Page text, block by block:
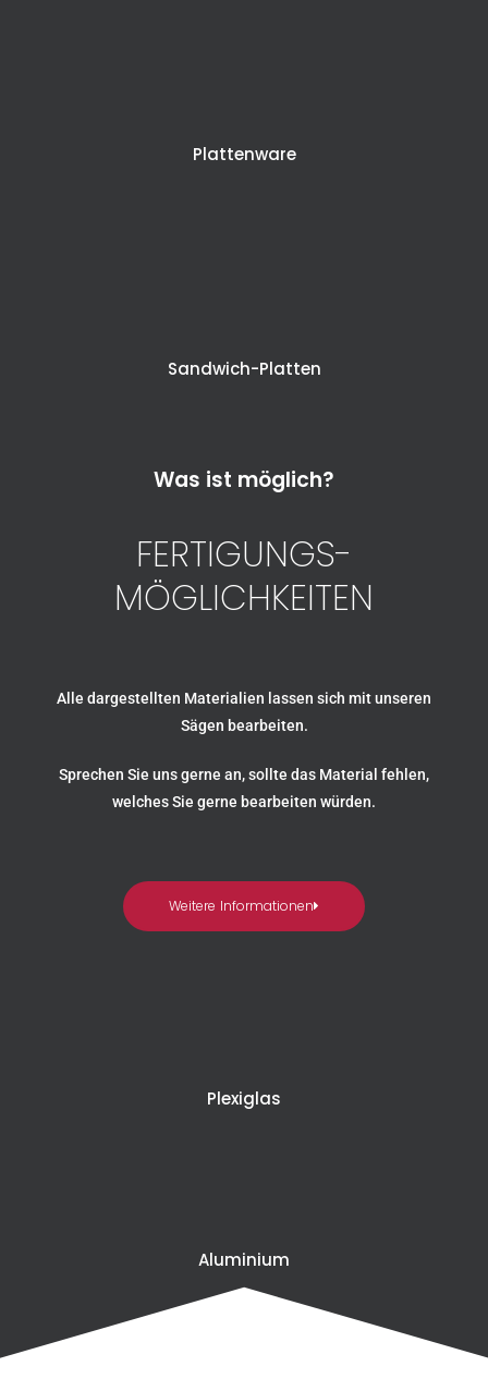
Plattenware
Sandwich-Platten
Was ist möglich?
FERTIGUNGS-
MÖGLICHKEITEN
Alle dargestellten Materialien lassen sich mit unseren
Sägen bearbeiten.
Sprechen Sie uns gerne an, sollte das Material fehlen,
welches Sie gerne bearbeiten würden.
Weitere Informationen
Plexiglas
Aluminium